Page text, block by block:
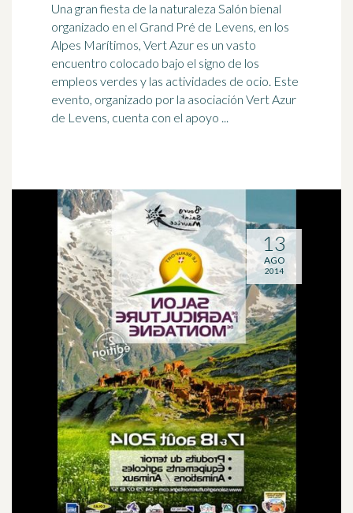
Una gran fiesta de la naturaleza Salón bienal
organizado en el Grand Pré de Levens, en los
Alpes Marítimos, Vert Azur es un vasto
encuentro colocado bajo el signo de los
empleos verdes y las actividades de ocio. Este
evento, organizado por la asociación Vert Azur
de Levens, cuenta con el apoyo ...
13
AGO
2014